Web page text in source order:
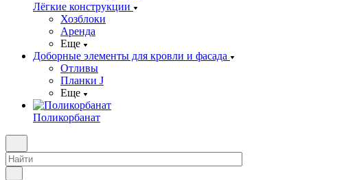
Лёгкие конструкции
Хозблоки
Аренда
Еще
Доборные элементы для кровли и фасада
Отливы
Планки J
Еще
Поликорбанат